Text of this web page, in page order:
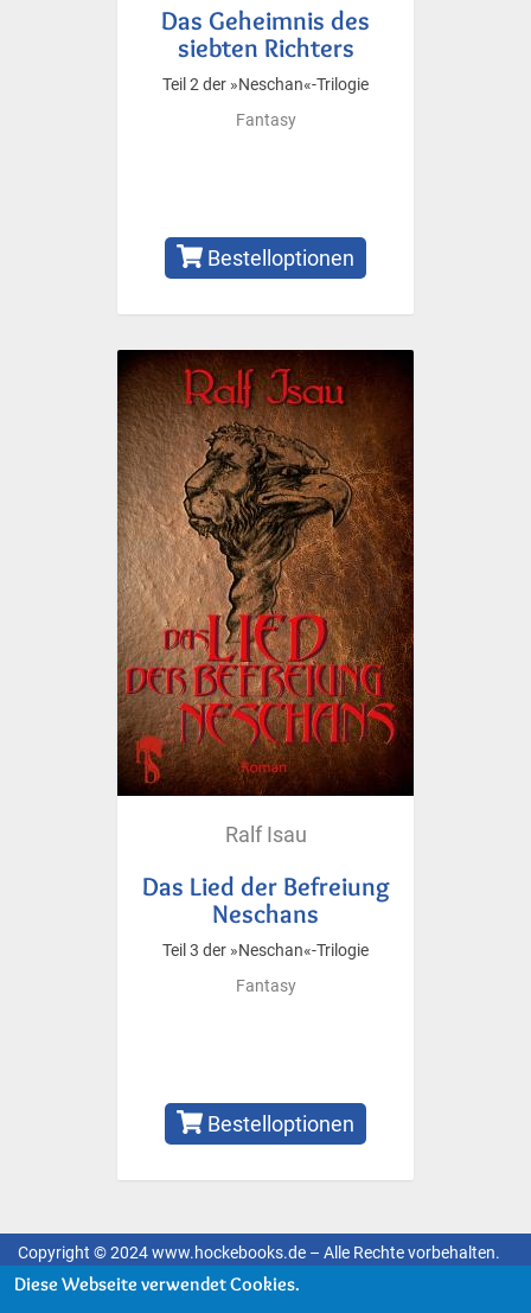
Das Geheimnis des
siebten Richters
Teil 2 der »Neschan«-Trilogie
Fantasy
Bestelloptionen
Ralf Isau
Das Lied der Befreiung
Neschans
Teil 3 der »Neschan«-Trilogie
Fantasy
Bestelloptionen
Copyright © 2024 www.hockebooks.de – Alle Rechte vorbehalten.
Fußzeilenmenü Impressum
Diese Webseite verwendet Cookies.